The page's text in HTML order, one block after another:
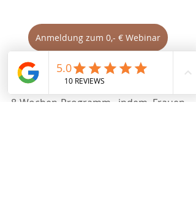
Anmeldung zum 0,- € Webinar
2. Hauptprodukt: Ist das Gruppen-
Mentoring
der BoY Academy.
8-Wochen-Programm, indem Frauen